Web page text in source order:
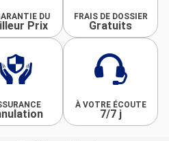
DU
Prix
FRAIS DE DOSSIER
Gratuits
À VOTRE ÉCOUTE
7/7 j